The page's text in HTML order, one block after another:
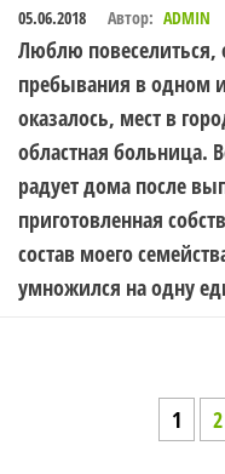
05.06.2018 Автор: ADMIN
Люблю повеселиться,
пребывания в одном
оказалось, мест в
областная больница.
радует дома после
приготовленная
состав моего
умножился на одну
Навигация1 2